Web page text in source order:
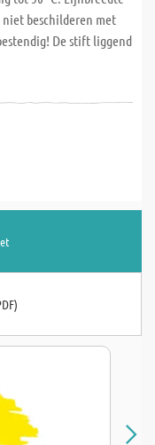
niet beschilderen met
De stift liggend